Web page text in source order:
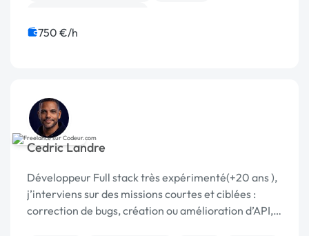
750 €/h
Cedric Landre
Développeur Full stack très expérimenté(+20 ans ),
j’interviens sur des missions courtes et ciblées :
correction de bugs, création ou amélioration d’API,